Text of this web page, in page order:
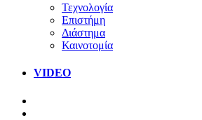
Τεχνολογία
Επιστήμη
Διάστημα
Καινοτομία
VIDEO